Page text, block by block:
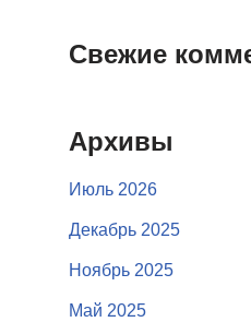
Свежие
Архивы
Июль 2026
Декабрь 2025
Ноябрь 2025
Май 2025